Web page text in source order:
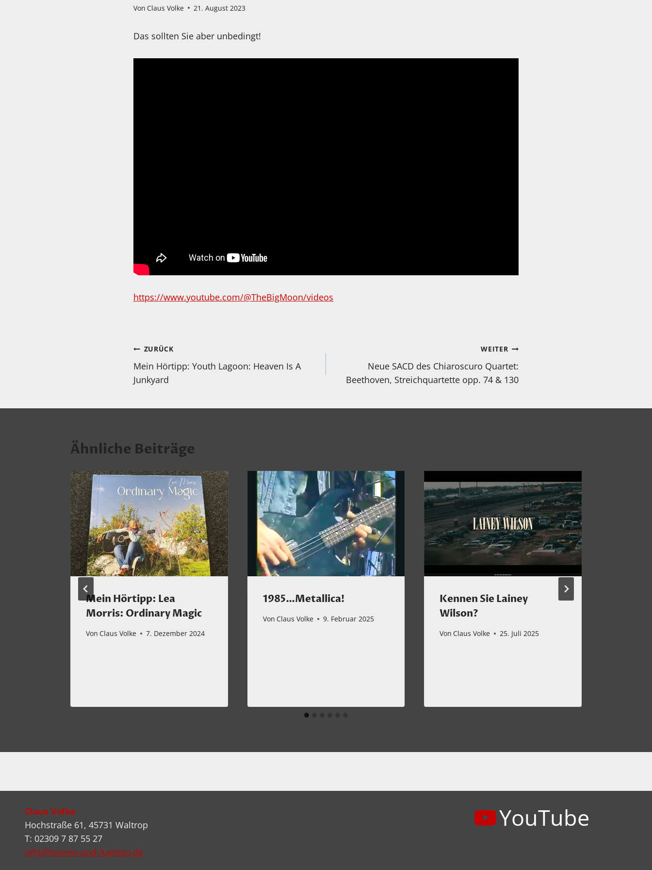
Von Claus Volke 21. August 2023
Das sollten Sie aber unbedingt!
https://www.youtube.com/@TheBigMoon/videos
Beitragsnavigation
ZURÜCK
Mein Hörtipp: Youth Lagoon: Heaven Is A
Junkyard
WEITER
Neue SACD des Chiaroscuro Quartet:
Beethoven, Streichquartette opp. 74 & 130
Ähnliche Beiträge
Mein Hörtipp: Lea
Morris: Ordinary Magic
Von Claus Volke 7. Dezember 2024
1985…Metallica!
Von Claus Volke 9. Februar 2025
Kennen Sie Lainey
Wilson?
Von Claus Volke 25. Juli 2025
Claus Volke
Hochstraße 61, 45731 Waltrop
T: 02309 7 87 55 27
info@hoeren-und-fuehlen.de
YouTube